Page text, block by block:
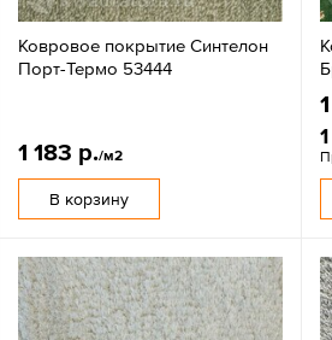
Ковровое покрытие Синтелон
Порт-Термо 53444
1 183 р./м2
В корзину